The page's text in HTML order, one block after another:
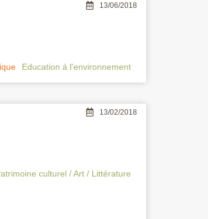
13/06/2018
Education à l'environnement
13/02/2018
culturel / Art / Littérature